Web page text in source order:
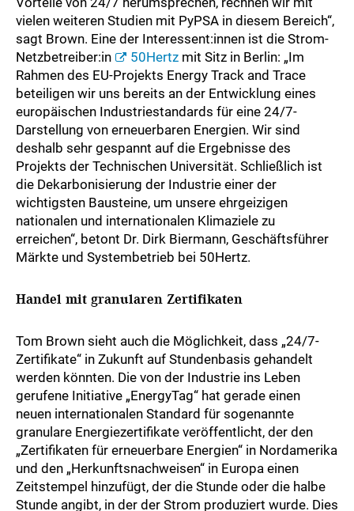
vielen weiteren Studien mit PyPSA in diesem Bereich“,
sagt Brown. Eine der Interessent:innen ist die Strom-
Netzbetreiber:in
50Hertz mit Sitz in Berlin: „Im
Rahmen des EU-Projekts Energy Track and Trace
beteiligen wir uns bereits an der Entwicklung eines
europäischen Industriestandards für eine 24/7-
Darstellung von erneuerbaren Energien. Wir sind
deshalb sehr gespannt auf die Ergebnisse des
Projekts der Technischen Universität. Schließlich ist
die Dekarbonisierung der Industrie einer der
wichtigsten Bausteine, um unsere ehrgeizigen
nationalen und internationalen Klimaziele zu
erreichen“, betont Dr. Dirk Biermann, Geschäftsführer
Märkte und Systembetrieb bei 50Hertz.
Handel mit granularen Zertifikaten
Tom Brown sieht auch die Möglichkeit, dass „24/7-
Zertifikate“ in Zukunft auf Stundenbasis gehandelt
werden könnten. Die von der Industrie ins Leben
gerufene Initiative „EnergyTag“ hat gerade einen
neuen internationalen Standard für sogenannte
granulare Energiezertifikate veröffentlicht, der den
„Zertifikaten für erneuerbare Energien“ in Nordamerika
und den „Herkunftsnachweisen“ in Europa einen
Zeitstempel hinzufügt, der die Stunde oder die halbe
Stunde angibt, in der der Strom produziert wurde. Dies